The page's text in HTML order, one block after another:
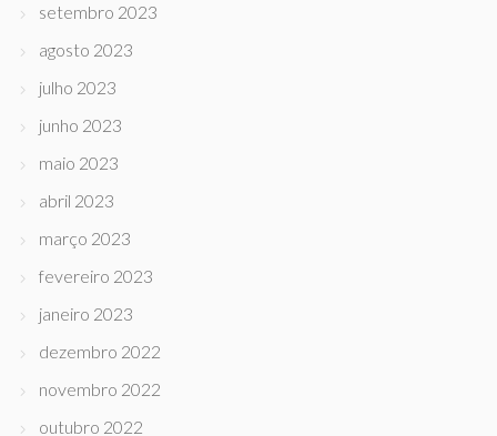
setembro 2023
agosto 2023
julho 2023
junho 2023
maio 2023
abril 2023
março 2023
fevereiro 2023
janeiro 2023
dezembro 2022
novembro 2022
outubro 2022